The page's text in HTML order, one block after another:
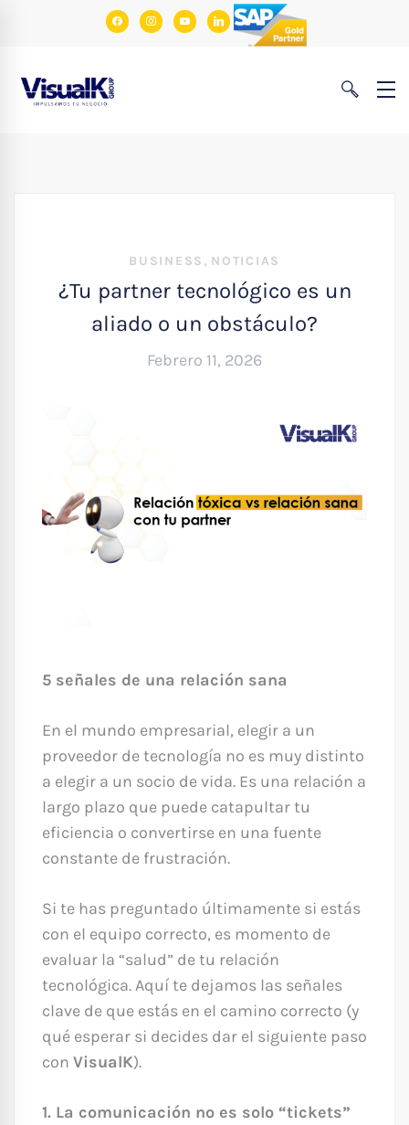
facebookinstagram
youtubelinkedin
BUSINESS , NOTICIAS
¿Tu partner tecnológico es un
aliado o un obstáculo?
Febrero 11, 2026
5 señales de una relación sana
En el mundo empresarial, elegir a un
proveedor de tecnología no es muy distinto
a elegir a un socio de vida. Es una relación a
largo plazo que puede catapultar tu
eficiencia o convertirse en una fuente
constante de frustración.
Si te has preguntado últimamente si estás
con el equipo correcto, es momento de
evaluar la “salud” de tu relación
tecnológica. Aquí te dejamos las señales
clave de que estás en el camino correcto (y
qué esperar si decides dar el siguiente paso
con VisualK).
1. La comunicación no es solo “tickets”